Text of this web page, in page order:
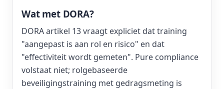
Wat met DORA?
DORA artikel 13 vraagt expliciet dat training
"aangepast is aan rol en risico" en dat
"effectiviteit wordt gemeten". Pure compliance
volstaat niet; rolgebaseerde
beveiligingstraining met gedragsmeting is